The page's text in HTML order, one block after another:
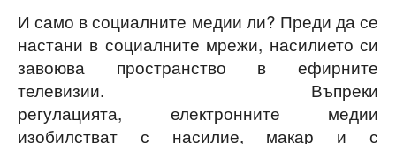
И само в социалните медии ли? Преди да се
настани в социалните мрежи, насилието си
завоюва пространство в ефирните
телевизии. Въпреки
регулацията, електронните медии
изобилстват с насилие, макар и с